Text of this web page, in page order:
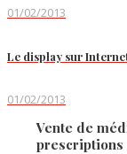
01/02/2013
Le display sur
01/02/2013
Vente de
prescriptions